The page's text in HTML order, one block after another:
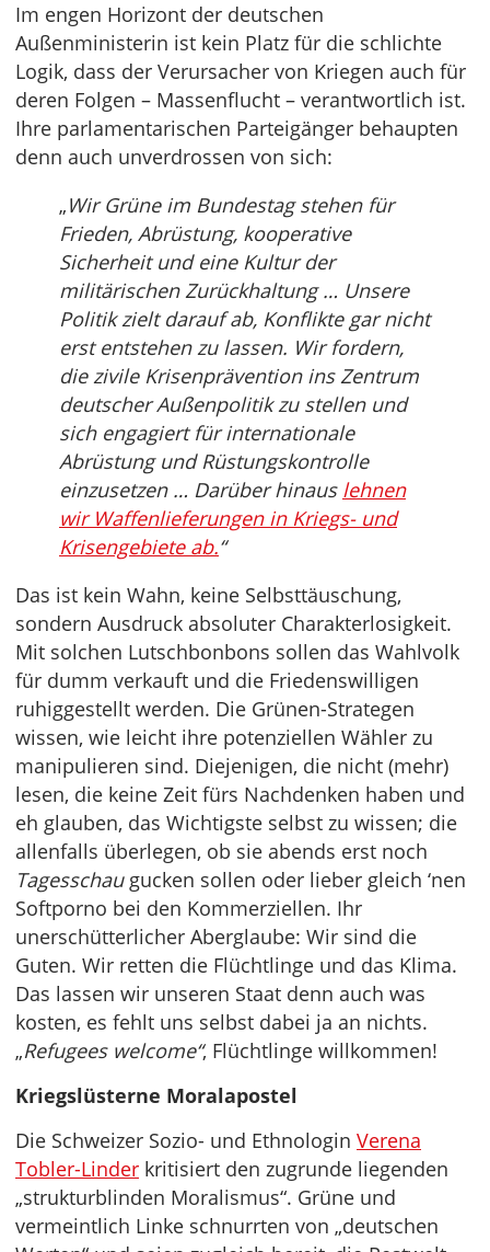
Im engen Horizont der deutschen
Außenministerin ist kein Platz für die schlichte
Logik, dass der Verursacher von Kriegen auch für
deren Folgen – Massenflucht – verantwortlich ist.
Ihre parlamentarischen Parteigänger behaupten
denn auch unverdrossen von sich:
„Wir Grüne im Bundestag stehen für
Frieden, Abrüstung, kooperative
Sicherheit und eine Kultur der
militärischen Zurückhaltung … Unsere
Politik zielt darauf ab, Konflikte gar nicht
erst entstehen zu lassen. Wir fordern,
die zivile Krisenprävention ins Zentrum
deutscher Außenpolitik zu stellen und
sich engagiert für internationale
Abrüstung und Rüstungskontrolle
einzusetzen … Darüber hinaus lehnen
wir Waffenlieferungen in Kriegs- und
Krisengebiete ab.“
Das ist kein Wahn, keine Selbsttäuschung,
sondern Ausdruck absoluter Charakterlosigkeit.
Mit solchen Lutschbonbons sollen das Wahlvolk
für dumm verkauft und die Friedenswilligen
ruhiggestellt werden. Die Grünen-Strategen
wissen, wie leicht ihre potenziellen Wähler zu
manipulieren sind. Diejenigen, die nicht (mehr)
lesen, die keine Zeit fürs Nachdenken haben und
eh glauben, das Wichtigste selbst zu wissen; die
allenfalls überlegen, ob sie abends erst noch
Tagesschaugucken sollen oder lieber gleich ‘nen
Softporno bei den Kommerziellen. Ihr
unerschütterlicher Aberglaube: Wir sind die
Guten. Wir retten die Flüchtlinge und das Klima.
Das lassen wir unseren Staat denn auch was
kosten, es fehlt uns selbst dabei ja an nichts.
„Refugees welcome“, Flüchtlinge willkommen!
Kriegslüsterne Moralapostel
Die Schweizer Sozio- und Ethnologin Verena
Tobler-Linder kritisiert den zugrunde liegenden
„strukturblinden Moralismus“. Grüne und
vermeintlich Linke schnurrten von „deutschen